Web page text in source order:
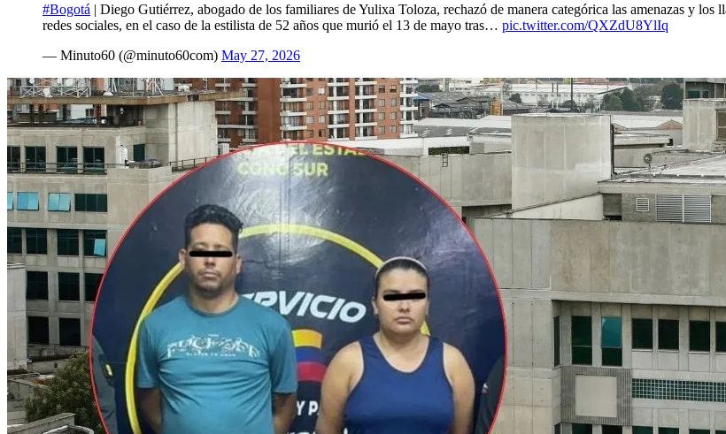
#Bogotá | Diego Gutiérrez, abogado de los familiares de Yulixa Toloza, rechazó de manera categórica las amenazas y
redes sociales, en el caso de la estilista de 52 años que murió el 13 de mayo tras… pic.twitter.com/QXZdU8YlIq
— Minuto60 (@minuto60com) May 27, 2026